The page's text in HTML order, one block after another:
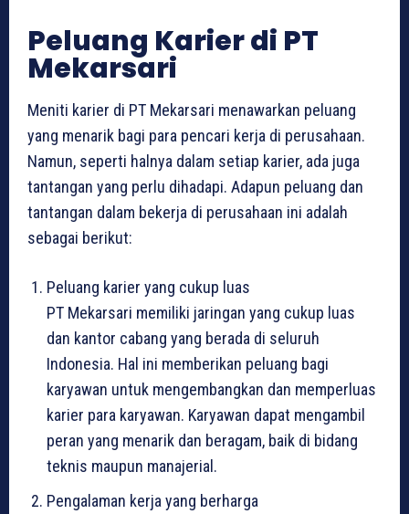
Peluang Karier di PT
Mekarsari
Meniti karier di PT Mekarsari menawarkan peluang
yang menarik bagi para pencari kerja di perusahaan.
Namun, seperti halnya dalam setiap karier, ada juga
tantangan yang perlu dihadapi. Adapun peluang dan
tantangan dalam bekerja di perusahaan ini adalah
sebagai berikut:
Peluang karier yang cukup luas
PT Mekarsari memiliki jaringan yang cukup luas
dan kantor cabang yang berada di seluruh
Indonesia. Hal ini memberikan peluang bagi
karyawan untuk mengembangkan dan memperluas
karier para karyawan. Karyawan dapat mengambil
peran yang menarik dan beragam, baik di bidang
teknis maupun manajerial.
Pengalaman kerja yang berharga